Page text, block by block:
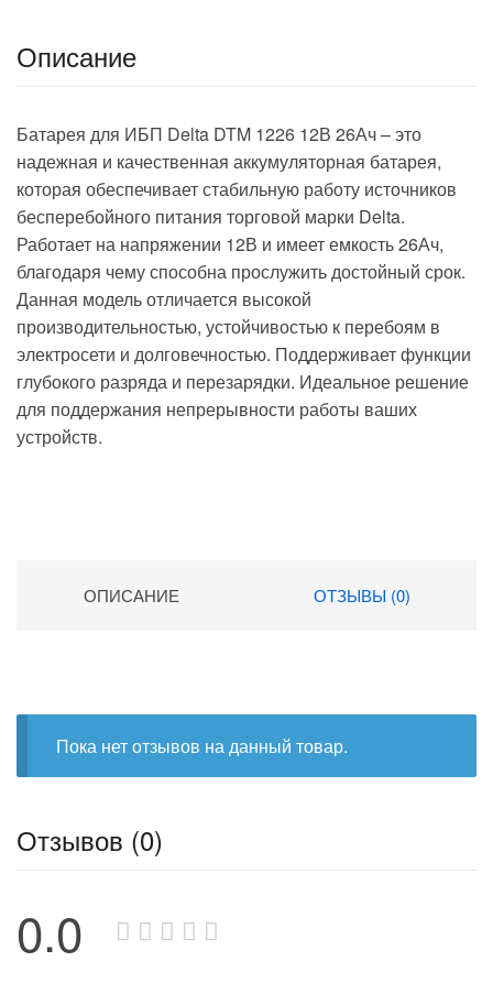
Описание
Батарея для ИБП Delta DTM 1226 12В 26Ач – это
надежная и качественная аккумуляторная батарея,
которая обеспечивает стабильную работу источников
бесперебойного питания торговой марки Delta.
Работает на напряжении 12В и имеет емкость 26Ач,
благодаря чему способна прослужить достойный срок.
Данная модель отличается высокой
производительностью, устойчивостью к перебоям в
электросети и долговечностью. Поддерживает функции
глубокого разряда и перезарядки. Идеальное решение
для поддержания непрерывности работы ваших
устройств.
ОПИСАНИЕ ОТЗЫВЫ (0)
Пока нет отзывов на данный товар.
Отзывов (0)
0.0